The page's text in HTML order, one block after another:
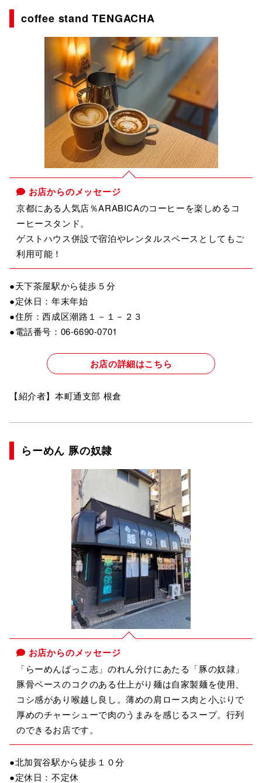
coffee stand TENGACHA
お店からのメッセージ
京都にある人気店％ARABICAのコーヒーを楽しめるコ
ーヒースタンド。
ゲストハウス併設で宿泊やレンタルスペースとしてもご
利用可能！
●天下茶屋駅から徒歩５分
●定休日：年末年始
●住所：西成区潮路１－１－２３
●電話番号：06-6690-0701
お店の詳細はこちら
【紹介者】本町通支部 根倉
らーめん 豚の奴隷
お店からのメッセージ
「らーめんばっこ志」のれん分けにあたる「豚の奴隷」
豚骨ベースのコクのある仕上がり麺は自家製麺を使用、
コシ感があり喉越し良し。薄めの肩ロース肉と小ぶりで
厚めのチャーシューで肉のうまみを感じるスープ。行列
のできるお店です。
●北加賀谷駅から徒歩１０分
●定休日：不定休